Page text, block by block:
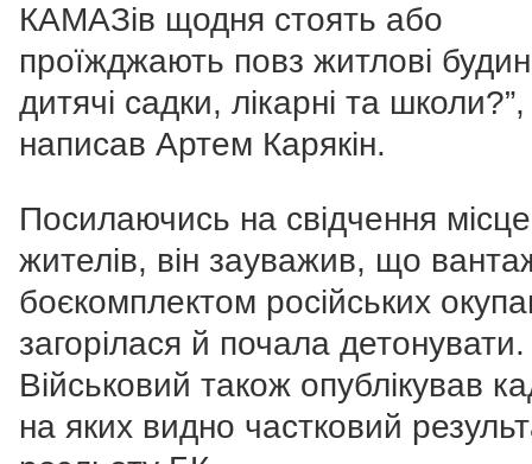
КАМАЗів щодня стоять або
проїжджають повз житлові
дитячі садки, лікарні та
написав Артем Карякін.
Посилаючись на свідчення
жителів, він зауважив, що
боєкомплектом російських
загорілася й почала детонувати.
Військовий також опублікував
на яких видно частковий